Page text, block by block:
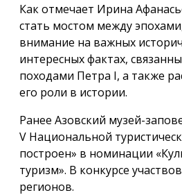
Как отмечает Ирина
стать мостом между
внимание на важных
интересных фактах,
походами Петра I, а также
его роли в истории.
Ранее Азовский музей-
V Национальной
построен» в номинации
туризм». В конкурсе
регионов.